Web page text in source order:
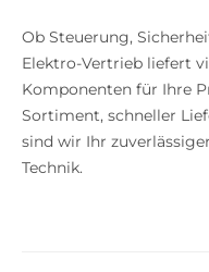
Ob Steuerung,
Elektro-Vertrieb liefert
Komponenten für Ihre
Sortiment, schneller
sind wir Ihr
Technik.